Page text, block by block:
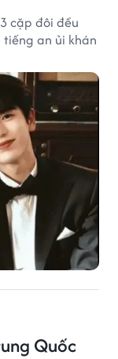
cặp đôi đều
an ủi khán
Quốc